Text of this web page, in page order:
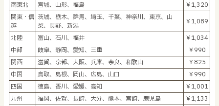
南東北
宮城、山形、福島
￥1,320
関東・信
越
茨城、栃木、群馬、埼玉、千葉、神奈川、東京、山
梨、長野、新潟
￥1,089
北陸
富山、石川、福井
￥1,034
中部
岐阜、静岡、愛知、三重
￥990
関西
滋賀、京都、大阪、兵庫、奈良、和歌山
￥825
中国
鳥取、島根、岡山、広島、山口
￥990
四国
徳島、香川、愛媛、高知
￥1,001
九州
福岡、佐賀、長崎、大分、熊本、宮崎、鹿児島
￥1,133